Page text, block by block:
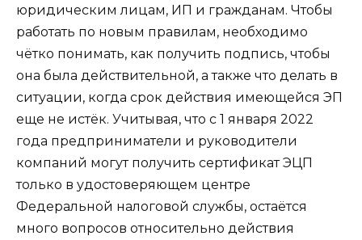
юридическим лицам, ИП и гражданам. Чтобы
работать по новым правилам, необходимо
чётко понимать, как получить подпись, чтобы
она была действительной, а также что делать в
ситуации, когда срок действия имеющейся ЭП
еще не истёк. Учитывая, что с 1 января 2022
года предприниматели и руководители
компаний могут получить сертификат ЭЦП
только в удостоверяющем центре
Федеральной налоговой службы, остаётся
много вопросов относительно действия